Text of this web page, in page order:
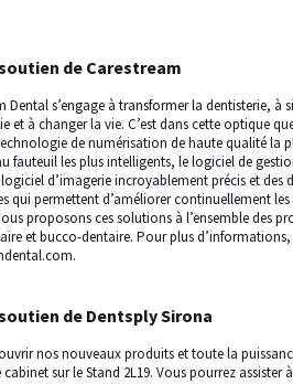
de Carestream
Dental s’engage à transformer la dentisterie, à
et à changer la vie. C’est dans cette optique
de numérisation de haute qualité la
fauteuil les plus intelligents, le logiciel de
d’imagerie incroyablement précis et des
qui permettent d’améliorer continuellement
proposons ces solutions à l’ensemble des
et bucco-dentaire. Pour plus
de Dentsply Sirona
nos nouveaux produits et toute la
sur le Stand 2L19. Vous pourrez assister